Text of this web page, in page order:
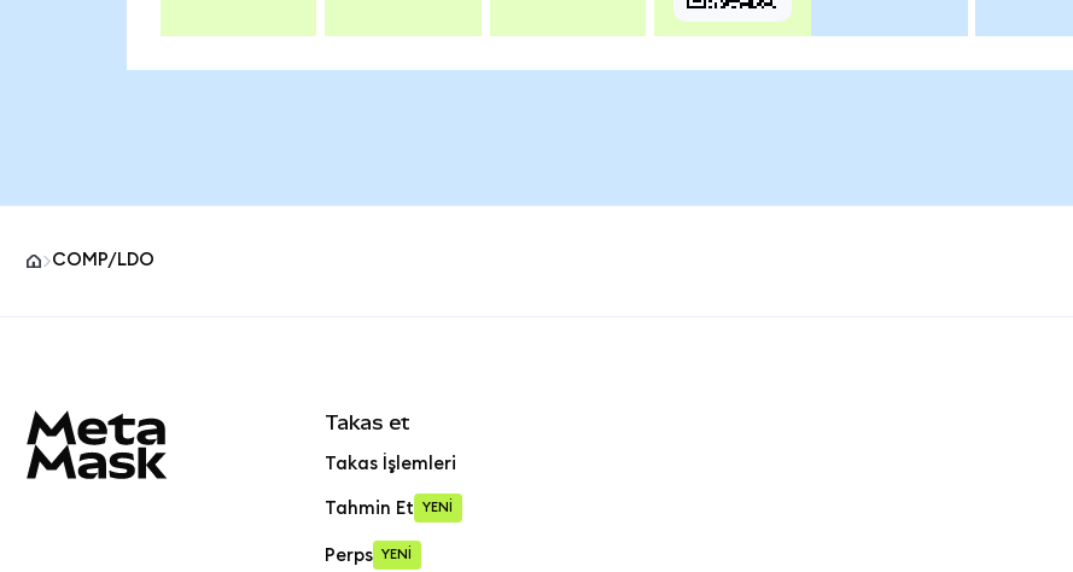
COMP/LDO
Takas et
Takas İşlemleri
Tahmin Et YENİ
Perps YENİ